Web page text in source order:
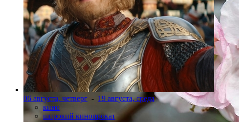
06 августа, четверг - 19 августа, среда
кино
широкий кинопрокат